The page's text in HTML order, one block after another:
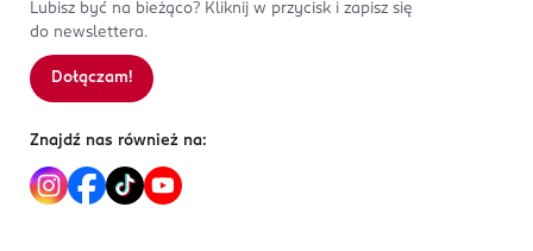
Lubisz być na bieżąco? Kliknij w przycisk i zapisz się
do newslettera.
Dołączam!
Znajdź nas również na: